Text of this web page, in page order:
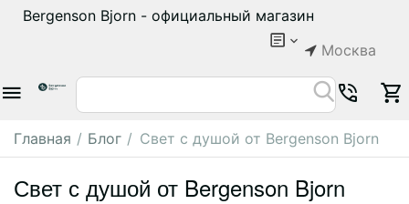
Bergenson Bjorn - официальный магазин
Москва
Главная / Блог / Свет с душой от Bergenson Bjorn
Свет с душой от Bergenson Bjorn